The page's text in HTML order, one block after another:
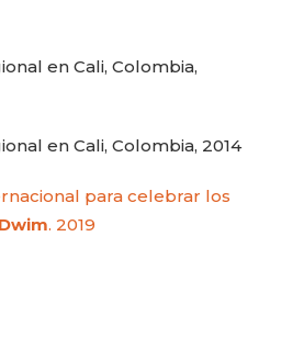
en Cali, Colombia,
en Cali, Colombia, 2014
para celebrar los
. 2019